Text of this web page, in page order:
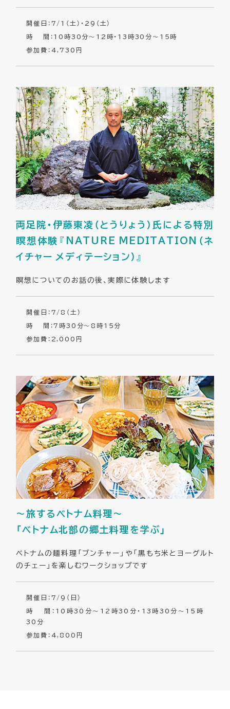
開催日：7/1（土）・29（土）
時 間：10時30分～12時・13時30分～15時
参加費：4,730円
両足院・伊藤東凌（とうりょう）氏による特別
瞑想体験『NATURE MEDITATION（ネ
イチャー メディテーション）』
瞑想についてのお話の後、実際に体験します
開催日：7/8（土）
時 間：7時30分～8時15分
参加費：2,000円
～旅するベトナム料理～
「ベトナム北部の郷土料理を学ぶ」
ベトナムの麺料理「ブンチャー」や「黒もち米とヨーグルト
のチェー」を楽しむワークショップです
開催日：7/9（日）
時 間：10時30分～12時30分・13時30分～15時
30分
参加費：4,800円